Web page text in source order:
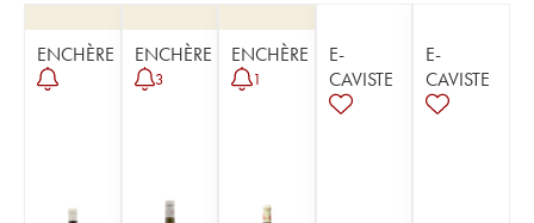
ENCHÈRE ENCHÈRE
3
ENCHÈRE
1
E-
CAVISTE
E-
CAVISTE